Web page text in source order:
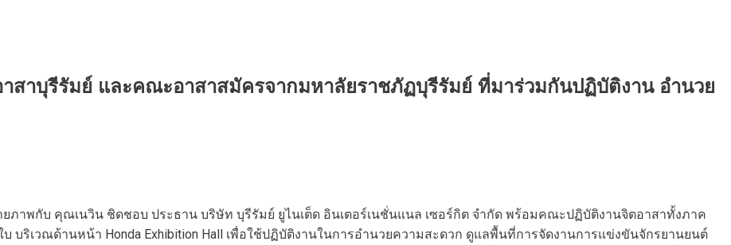
สาบุรีรัมย์ และคณะอาสาสมัครจากมหาลัยราชภัฏบุรีรัมย์ ที่มาร่วมกันปฏิบัติงาน อำนวย
ภาพกับ คุณเนวิน ชิดชอบ ประธาน บริษัท บุรีรัมย์ ยูไนเต็ด อินเตอร์เนชั่นแนล เซอร์กิต จำกัด พร้อมคณะปฏิบัติงานจิตอาสาทั้งภาค
บริเวณด้านหน้า Honda Exhibition Hall เพื่อใช้ปฏิบัติงานในการอำนวยความสะดวก ดูแลพื้นที่การจัดงานการแข่งขันจักรยานยนต์